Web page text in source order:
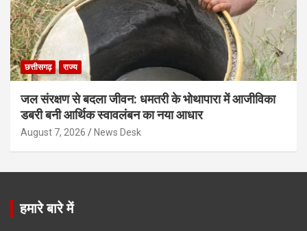
छत्तीसगढ़ राज्य
जल संरक्षण से बदला जीवन: धमतरी के भोथापारा में आजीविका
डबरी बनी आर्थिक स्वावलंबन का नया आधार
August 7, 2026 News Desk
हमारे बारे में